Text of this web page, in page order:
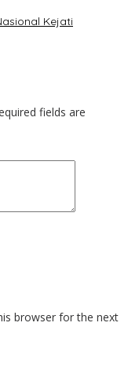
Kejati
fields are
browser for the next